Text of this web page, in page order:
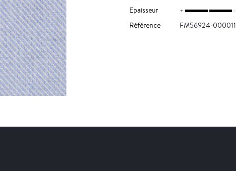
Epaisseur
Référence
FM56924-000011